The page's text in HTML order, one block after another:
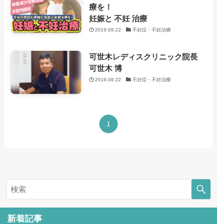
療を！
妊娠と 不妊 治療
2019.09.22 不妊症・不妊治療
可世木レディスクリニック院長
可世木 博
2019.09.22 不妊症・不妊治療
1
新着記事